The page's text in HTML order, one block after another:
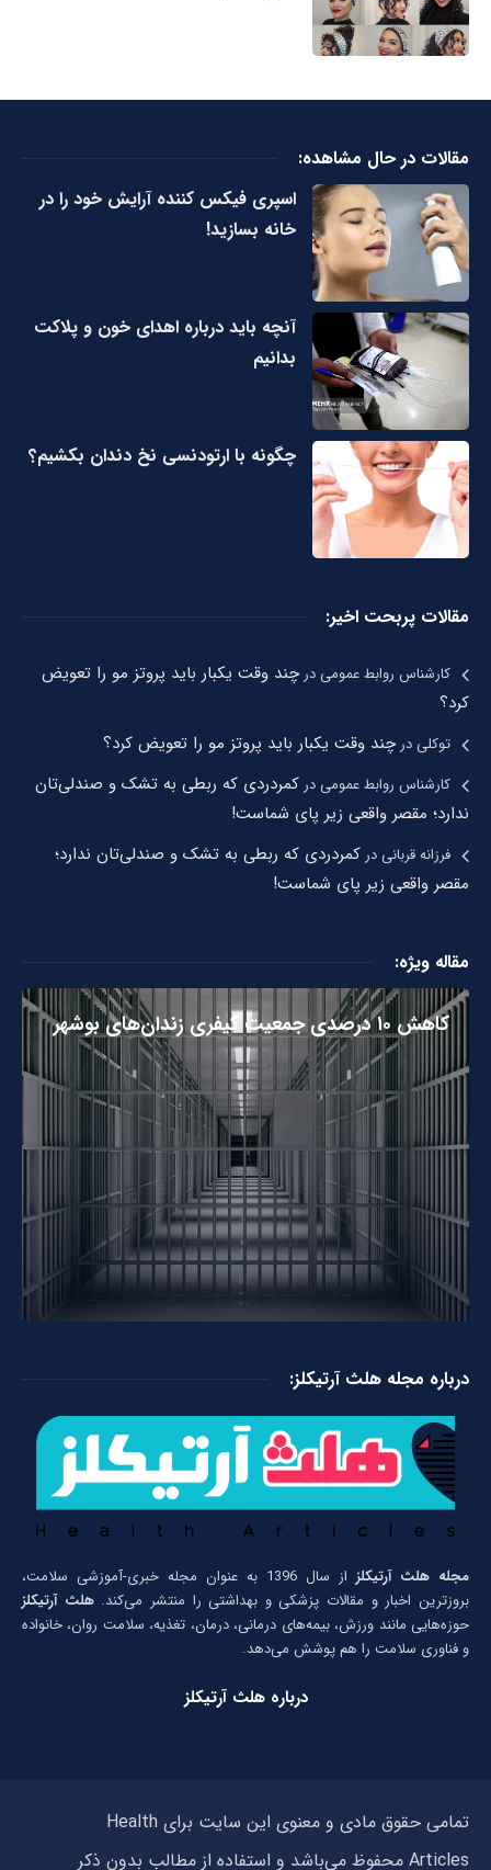
مقالات در حال مشاهده:
اسپری فیکس کننده آرایش خود را در
خانه بسازید!
آنچه باید درباره اهدای خون و پلاکت
بدانیم
چگونه با ارتودنسی نخ دندان بکشیم؟
مقالات پربحت اخیر:
کارشناس روابط عمومیدرچند وقت یکبار باید پروتز مو را تعویض
کرد؟
توکلیدرچند وقت یکبار باید پروتز مو را تعویض کرد؟
کارشناس روابط عمومیدر کمردردی که ربطی به تشک و صندلی‌تان
ندارد؛ مقصر واقعی زیر پای شماست!
فرزانه قربانیدر کمردردی که ربطی به تشک و صندلی‌تان ندارد؛
مقصر واقعی زیر پای شماست!
مقاله ویژه:
کاهش ۱۰ درصدی جمعیت کیفری زندان‌های بوشهر
درباره مجله هلث آرتیکلز:
مجله هلث آرتیکلز
از سال 1396 به عنوان مجله خبری-آموزشی سلامت،
بروزترین اخبار و مقالات پزشکی و بهداشتی را منتشر می‌کند.هلث آرتیکلز
حوزه‌هایی مانند ورزش، بیمه‌های درمانی، درمان، تغذیه، سلامت روان، خانواده
و فناوری سلامت را هم پوشش می‌دهد.
درباره هلث آرتیکلز
تمامی حقوق مادی و معنوی این سایت برای Health
Articles محفوظ می‌باشد و استفاده از مطالب بدون ذکر